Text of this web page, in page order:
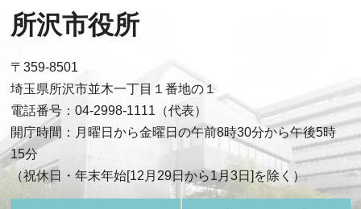
所沢市役所
〒359-8501
埼玉県所沢市並木一丁目１番地の１
電話番号：04-2998-1111（代表）
開庁時間：月曜日から金曜日の午前8時30分から午後5時
15分
（祝休日・年末年始[12月29日から1月3日]を除く）